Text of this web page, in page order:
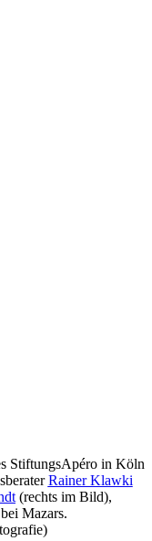
StiftungsApéro in Köln
Rainer Klawki
(rechts im Bild),
Mazars.